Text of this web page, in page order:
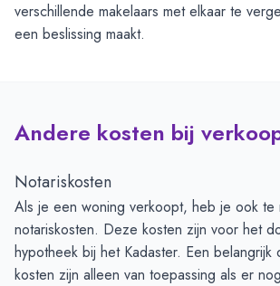
verschillende makelaars met elkaar te
een beslissing maakt.
Andere kosten bij
Notariskosten
Als je een woning verkoopt, heb je ook te
notariskosten. Deze kosten zijn voor het
hypotheek bij het Kadaster. Een belangrijk
kosten zijn alleen van toepassing als er